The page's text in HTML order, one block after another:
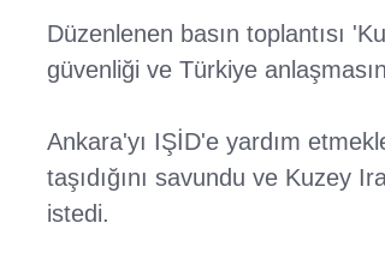
Düzenlenen basın toplantısı
güvenliği ve Türkiye
Ankara'yı IŞİD'e yardım
taşıdığını savundu ve Kuzey
istedi.